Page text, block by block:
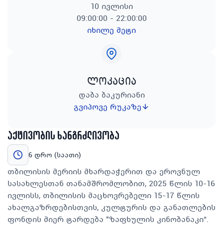
10 ივლისი
09:00:00 - 22:00:00
იხილე მეტი
ლოკაცია
დაბა ბაკურიანი
გვიპოვე რუკაზე
აქტივობის ხანგრძლივობა
6 დრო (საათი)
თბილისის მერიის მხარდაჭერით და ეროვნულ
სასახლესთან თანამშრომლობით, 2025 წლის 10-16
ივლისს, თბილისის მაცხოვრებელი 15-17 წლის
ახალგაზრდებისთვის, კულტურის და განათლების
ფონდის მიერ ტარდება "ზაფხულის კინობანაკი“.